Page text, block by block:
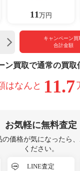
11 万円
キャンペーン買
合計金額
ン買取で通常の買取
はなんと 11.7
お気軽に無料査定
の価格が気になったら
ください。
LINE査定